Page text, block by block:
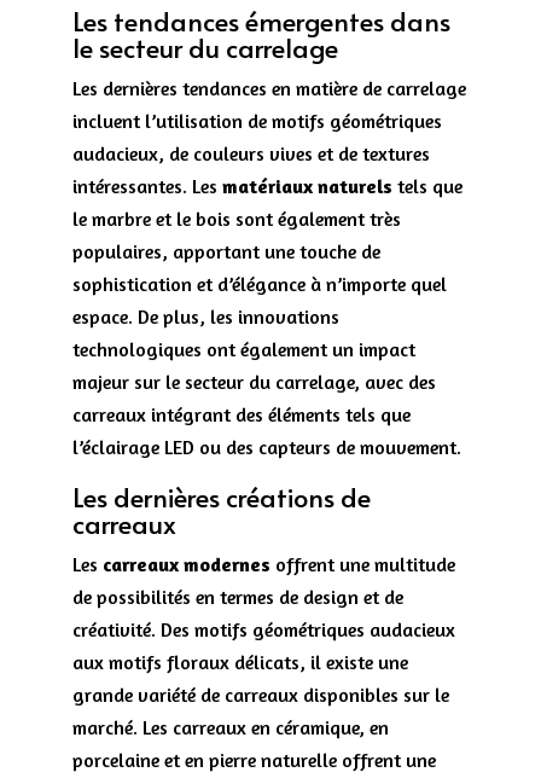
Les tendances émergentes dans
le secteur du carrelage
Les dernières tendances en matière de carrelage
incluent l’utilisation de motifs géométriques
audacieux, de couleurs vives et de textures
intéressantes. Les matériaux naturels tels que
le marbre et le bois sont également très
populaires, apportant une touche de
sophistication et d’élégance à n’importe quel
espace. De plus, les innovations
technologiques ont également un impact
majeur sur le secteur du carrelage, avec des
carreaux intégrant des éléments tels que
l’éclairage LED ou des capteurs de mouvement.
Les dernières créations de
carreaux
Les carreaux modernes offrent une multitude
de possibilités en termes de design et de
créativité. Des motifs géométriques audacieux
aux motifs floraux délicats, il existe une
grande variété de carreaux disponibles sur le
marché. Les carreaux en céramique, en
porcelaine et en pierre naturelle offrent une